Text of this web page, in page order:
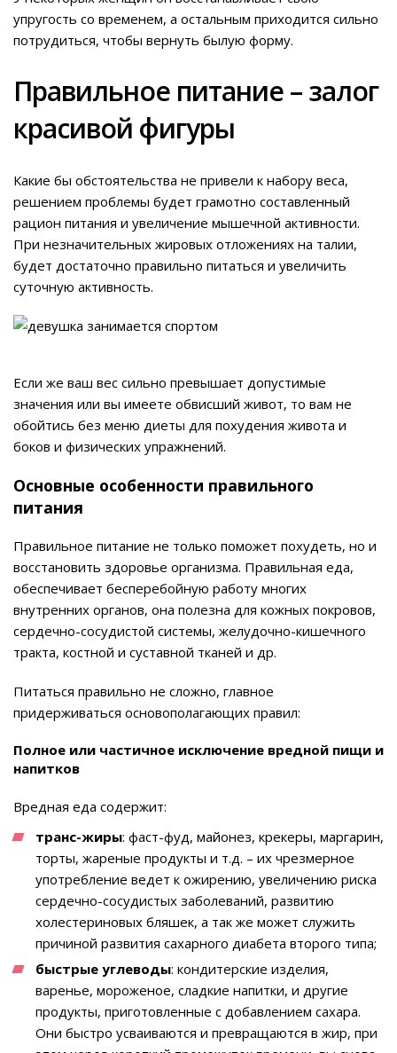
упругость со временем, а остальным приходится сильно
потрудиться, чтобы вернуть былую форму.
Правильное питание – залог
красивой фигуры
Какие бы обстоятельства не привели к набору веса,
решением проблемы будет грамотно составленный
рацион питания и увеличение мышечной активности.
При незначительных жировых отложениях на талии,
будет достаточно правильно питаться и увеличить
суточную активность.
Если же ваш вес сильно превышает допустимые
значения или вы имеете обвисший живот, то вам не
обойтись без меню диеты для похудения живота и
боков и физических упражнений.
Основные особенности правильного
питания
Правильное питание не только поможет похудеть, но и
восстановить здоровье организма. Правильная еда,
обеспечивает бесперебойную работу многих
внутренних органов, она полезна для кожных покровов,
сердечно-сосудистой системы, желудочно-кишечного
тракта, костной и суставной тканей и др.
Питаться правильно не сложно, главное
придерживаться основополагающих правил:
Полное или частичное исключение вредной пищи и
напитков
Вредная еда содержит:
транс-жиры: фаст-фуд, майонез, крекеры, маргарин,
торты, жареные продукты и т.д. – их чрезмерное
употребление ведет к ожирению, увеличению риска
сердечно-сосудистых заболеваний, развитию
холестериновых бляшек, а так же может служить
причиной развития сахарного диабета второго типа;
быстрые углеводы: кондитерские изделия,
варенье, мороженое, сладкие напитки, и другие
продукты, приготовленные с добавлением сахара.
Они быстро усваиваются и превращаются в жир, при